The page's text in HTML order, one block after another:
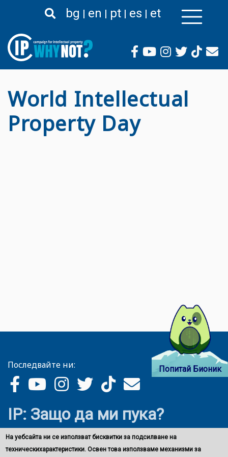
към
съдържание
bg en pt es et
World Intellectual
Property Day
Попитай Бионик
Последвайте ни:
IP: Защо да ми пука?
На уебсайта ни се използват бисквитки за подсилване на
техническихарактеристики. Освен това използваме механизми за